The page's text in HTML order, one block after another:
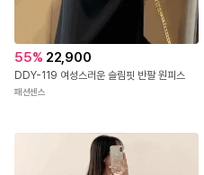
55% 22,900
DDY-119 여성스러운 슬림핏 반팔 원피스
패션센스